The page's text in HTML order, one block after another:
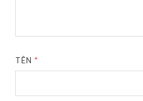
TÊN*